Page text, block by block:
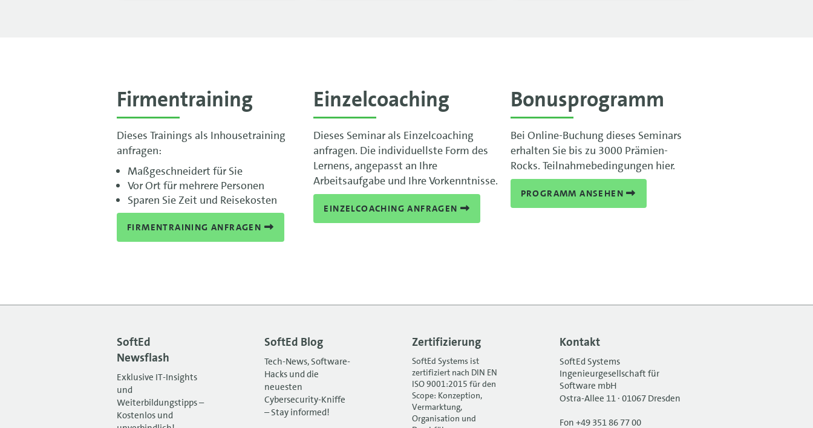
Firmentraining
Dieses Trainings als Inhousetraining
anfragen:
Maßgeschneidert für Sie
Vor Ort für mehrere Personen
Sparen Sie Zeit und Reisekosten
FIRMENTRAINING ANFRAGEN
Einzelcoaching
Dieses Seminar als Einzelcoaching
anfragen. Die individuellste Form des
Lernens, angepasst an Ihre
Arbeitsaufgabe und Ihre Vorkenntnisse.
EINZELCOACHING ANFRAGEN
Bonusprogramm
Bei Online-Buchung dieses Seminars
erhalten Sie bis zu 3000 Prämien-
Rocks. Teilnahmebedingungen hier.
PROGRAMM ANSEHEN
SoftEd
Newsflash
Exklusive IT-Insights
und
Weiterbildungstipps –
Kostenlos und
SoftEd Blog
Tech-News, Software-
Hacks und die
neuesten
Cybersecurity-Kniffe
– Stay informed!
Zertifizierung
SoftEd Systems ist
zertifiziert nach DIN EN
ISO 9001:2015 für den
Scope: Konzeption,
Vermarktung,
Organisation und
Kontakt
SoftEd Systems
Ingenieurgesellschaft für
Software mbH
Ostra-Allee 11 · 01067 Dresden
Fon +49 351 86 77 00